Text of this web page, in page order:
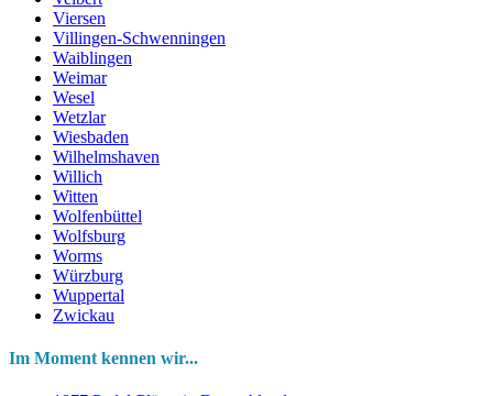
Viersen
Villingen-Schwenningen
Waiblingen
Weimar
Wesel
Wetzlar
Wiesbaden
Wilhelmshaven
Willich
Witten
Wolfenbüttel
Wolfsburg
Worms
Würzburg
Wuppertal
Zwickau
Im Moment kennen wir...